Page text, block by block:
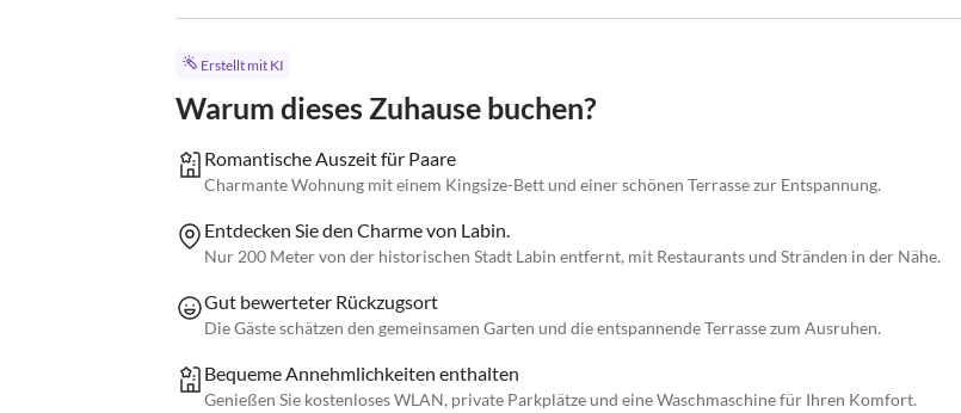
Erstellt mit KI
Warum dieses Zuhause buchen?
Romantische Auszeit für Paare
Charmante Wohnung mit einem Kingsize-Bett und einer schönen Terrasse zur Entspannung.
Entdecken Sie den Charme von Labin.
Nur 200 Meter von der historischen Stadt Labin entfernt, mit Restaurants und Stränden in der Nähe.
Gut bewerteter Rückzugsort
Die Gäste schätzen den gemeinsamen Garten und die entspannende Terrasse zum Ausruhen.
Bequeme Annehmlichkeiten enthalten
Genießen Sie kostenloses WLAN, private Parkplätze und eine Waschmaschine für Ihren Komfort.